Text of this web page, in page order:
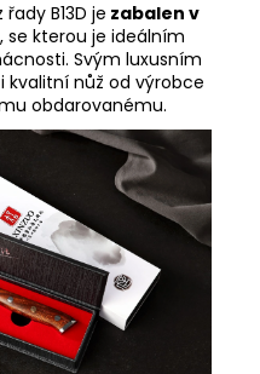
B13D je zabalen v
, se kterou je ideálním
Svým luxusním
kvalitní nůž od výrobce
obdarovanému.